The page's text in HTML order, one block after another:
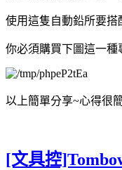
使用這隻自動鉛所要搭
你必須購買下圖這一種
以上簡單分享~心得很
[文具控